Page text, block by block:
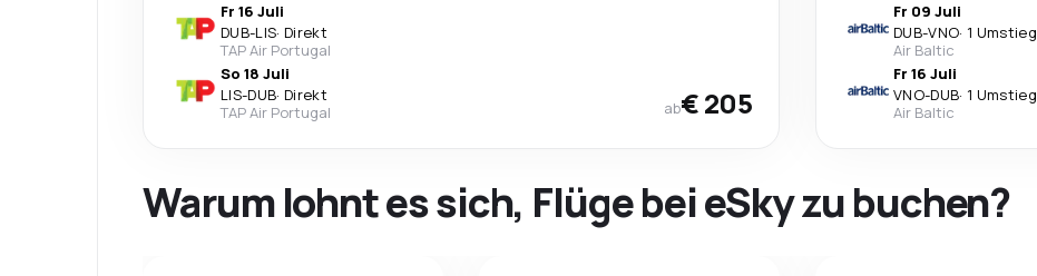
Fr 16 Juli
DUB-LIS· Direkt
TAP Air Portugal
So 18 Juli
LIS-DUB· Direkt
TAP Air Portugal
ab€ 205
Fr 09 Juli
DUB-VNO· 1 Umstieg
Air Baltic
Fr 16 Juli
VNO-DUB· 1 Umstieg
Air Baltic
Warum lohnt es sich, Flüge bei eSky zu buchen?